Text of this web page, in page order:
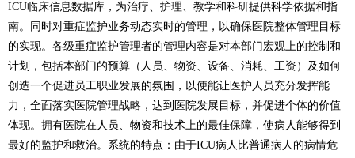
ICU临床信息数据库，为治疗、护理、教学和科研提供科学依据和指
南。同时对重症监护业务动态实时的管理，以确保医院整体管理目标
的实现。各级重症监护管理者的管理内容是对本部门宏观上的控制和
计划，包括本部门的预算（人员、物资、设备、消耗、工资）及如何
创造一个促进员工职业发展的氛围，以便能让医护人员充分发挥能
力，全面落实医院管理战略，达到医院发展目标，并促进个体的价值
体现。拥有医院在人员、物资和技术上的最佳保障，使病人能够得到
最好的监护和救治。系统的特点：由于ICU病人比普通病人的病情危